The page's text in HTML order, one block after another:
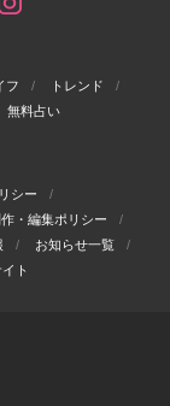
フ
トレンド
無料占い
シー
・編集ポリシー
お知らせ一覧
ト